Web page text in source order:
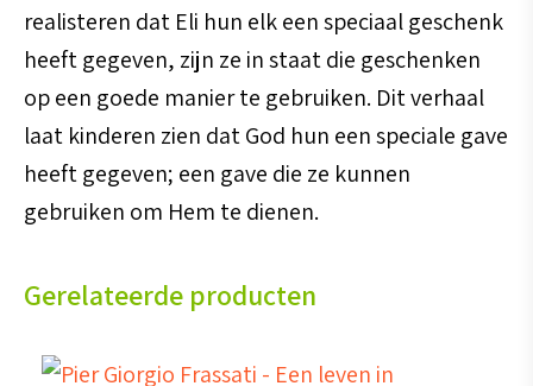
realisteren dat Eli hun elk een speciaal geschenk
heeft gegeven, zijn ze in staat die geschenken
op een goede manier te gebruiken. Dit verhaal
laat kinderen zien dat God hun een speciale gave
heeft gegeven; een gave die ze kunnen
gebruiken om Hem te dienen.
Gerelateerde producten